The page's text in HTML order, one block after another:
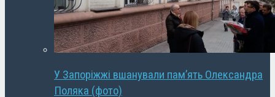
У Запоріжжі вшанували пам’ять Олександра
Поляка (фото)